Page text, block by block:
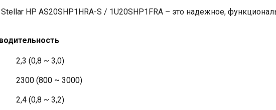
HP AS20SHP1HRA-S / 1U20SHP1FRA – это надежное,
2,3 (0,8 ~ 3,0)
2300 (800 ~ 3000)
2,4 (0,8 ~ 3,2)